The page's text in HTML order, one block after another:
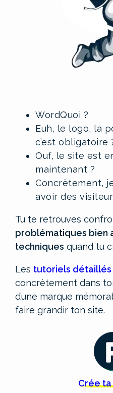
WordQuoi ?
Euh, le logo, la
c’est obligatoire
Ouf, le site est
maintenant ?
Concrètement,
avoir des
Tu te retrouves
problématiques bien
techniques quand tu
Les tutoriels détaillés
concrètement dans
d’une marque
faire grandir ton site.
Créeta